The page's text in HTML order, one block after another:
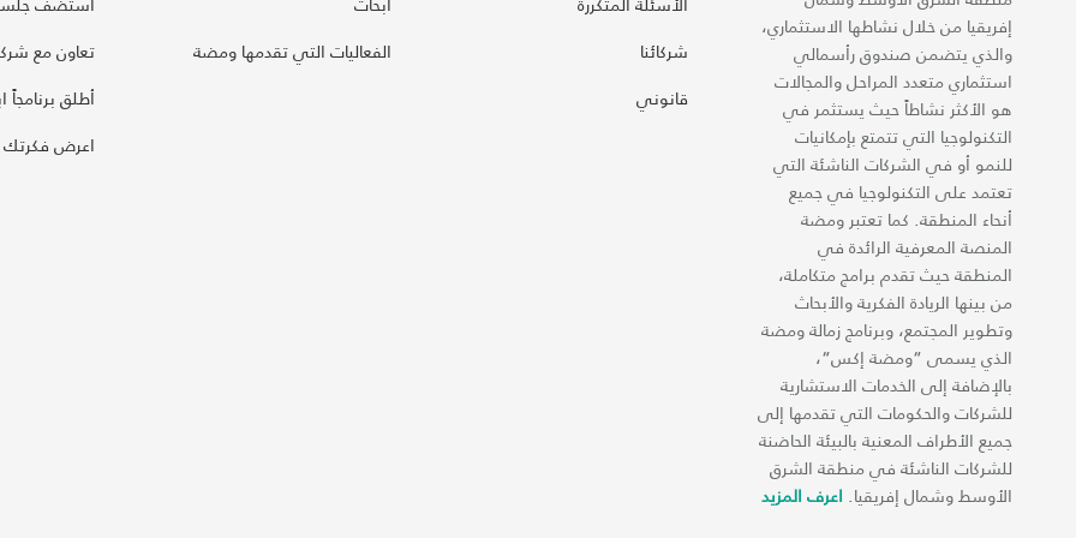
إفريقيا من خلال نشاطها الاستثماري،
والذي يتضمن صندوق رأسمالي
استثماري متعدد المراحل والمجالات
هو الأكثر نشاطاً حيث يستثمر في
التكنولوجيا التي تتمتع بإمكانيات
للنمو أو في الشركات الناشئة التي
تعتمد على التكنولوجيا في جميع
أنحاء المنطقة. كما تعتبر ومضة
المنصة المعرفية الرائدة في
المنطقة حيث تقدم برامج متكاملة،
من بينها الريادة الفكرية والأبحاث
وتطوير المجتمع، وبرنامج زمالة ومضة
الذي يسمى “ومضة إكس“،
بالإضافة إلى الخدمات الاستشارية
للشركات والحكومات التي تقدمها إلى
جميع الأطراف المعنية بالبيئة الحاضنة
للشركات الناشئة في منطقة الشرق
الأوسط وشمال إفريقيا. اعرف المزيد
شركائنا
قانوني
الفعاليات التي تقدمها ومضة
تعاون مع
أطلق برنامجاً
اعرض